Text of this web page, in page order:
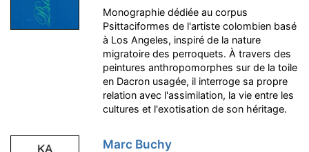
Monographie dédiée au corpus
Psittaciformes de l'artiste colombien basé
à Los Angeles, inspiré de la nature
migratoire des perroquets. À travers des
peintures anthropomorphes sur de la toile
en Dacron usagée, il interroge sa propre
relation avec l'assimilation, la vie entre les
cultures et l'exotisation de son héritage.
Marc Buchy